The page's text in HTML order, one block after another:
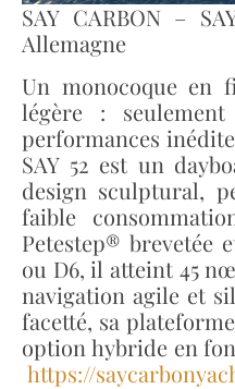
SAY CARBON –
Allemagne
Un monocoque en
légère :
performances
SAY 52 est un
design sculptural,
faible
Petestep® brevetée
ou D6, il atteint 45
navigation agile et
facetté, sa
option hybride en
https://